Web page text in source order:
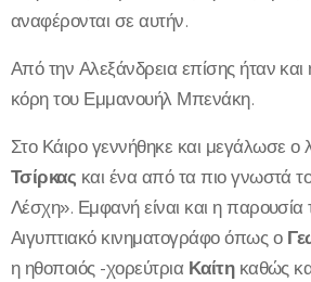
αναφέρονται σε αυτήν.
Από την Αλεξάνδρεια επίσης ήταν και
κόρη του Εμμανουήλ Μπενάκη.
Στο Κάιρο γεννήθηκε και μεγάλωσε ο
Τσίρκας και ένα από τα πιο γνωστά
Λέσχη». Εμφανή είναι και η
Αιγυπτιακό κινηματογράφο όπως ο
η ηθοποιός -χορεύτρια Καίτη καθώς